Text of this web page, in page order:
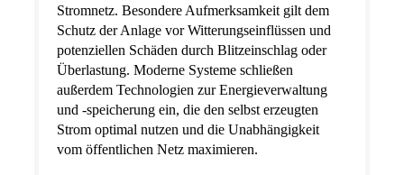
Stromnetz. Besondere Aufmerksamkeit gilt dem
Schutz der Anlage vor Witterungseinflüssen und
potenziellen Schäden durch Blitzeinschlag oder
Überlastung. Moderne Systeme schließen
außerdem Technologien zur Energieverwaltung
und -speicherung ein, die den selbst erzeugten
Strom optimal nutzen und die Unabhängigkeit
vom öffentlichen Netz maximieren.